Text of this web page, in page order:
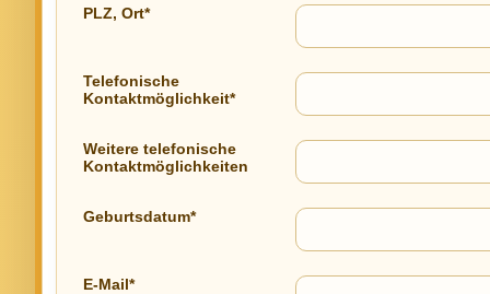
PLZ, Ort*
Telefonische
Kontaktmöglichkeit*
Weitere telefonische
Kontaktmöglichkeiten
Geburtsdatum*
E-Mail*